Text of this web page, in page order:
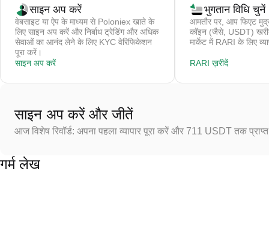
साइन अप करें
वेबसाइट या ऐप के माध्यम से Poloniex खाते के
लिए साइन अप करें और निर्बाध ट्रेडिंग और अधिक
सेवाओं का आनंद लेने के लिए KYC वेरिफिकेशन
पूरा करें।
साइन अप करें
भुगतान विधि चुनें
आमतौर पर, आप फिएट
कॉइन (जैसे, USDT)
मार्केट में RARI के लिए
RARI ख़रीदें
साइन अप करें और जीतें
आज विशेष रिवॉर्ड: अपना पहला व्यापार पूरा करें और 711 USDT तक
गर्म लेख